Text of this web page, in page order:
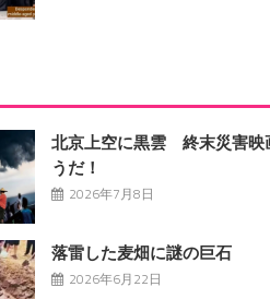
北京上空に黒雲 終末災害映
うだ！
2026年7月8日
落雷した麦畑に謎の巨石
2026年6月22日